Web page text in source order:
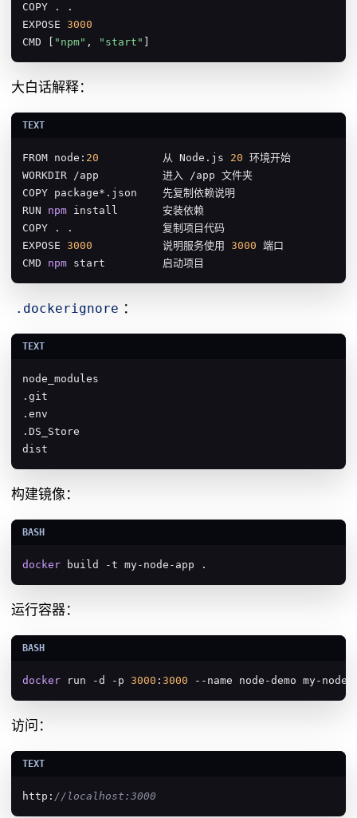
COPY . .
EXPOSE 3000
CMD [
"npm" , "start"
大白话解释：
FROM node: 20
          从 Node.js
20 环境开始
WORKDIR /app          进入 /app 文件夹
COPY package*.json    先复制依赖说明
RUN npm install       安装依赖
COPY . .              复制项目代码
EXPOSE 3000
           说明服务使用
3000 端口
CMD npm start         启动项目
.dockerignore ：
node_modules
.git
.env
.DS_Store
dist
构建镜像：
docker build -t my-node-app .
运行容器：
docker run -d -p 3000 : 3000 --name node-demo my-node-
访问：
http: //localhost:3000